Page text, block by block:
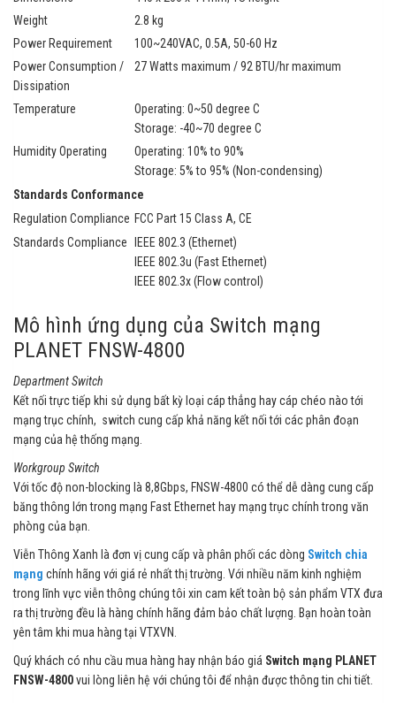
Weight
2.8 kg
Power Requirement
100~240VAC, 0.5A, 50-60 Hz
Power Consumption /
Dissipation
27 Watts maximum / 92 BTU/hr maximum
Temperature
Operating: 0~50 degree C
Storage: -40~70 degree C
Humidity Operating
Operating: 10% to 90%
Storage: 5% to 95% (Non-condensing)
Standards Conformance
Regulation Compliance FCC Part 15 Class A, CE
Standards Compliance
IEEE 802.3 (Ethernet)
IEEE 802.3u (Fast Ethernet)
IEEE 802.3x (Flow control)
Mô hình ứng dụng của Switch mạng
PLANET FNSW-4800
Department Switch
Kết nối trực tiếp khi sử dụng bất kỳ loại cáp thẳng hay cáp chéo nào tới
mạng trục chính, switch cung cấp khả năng kết nối tới các phân đoạn
mạng của hệ thống mạng.
Workgroup Switch
Với tốc độ non-blocking là 8,8Gbps, FNSW-4800 có thể dễ dàng cung cấp
băng thông lớn trong mạng Fast Ethernet hay mạng trục chính trong văn
phòng của bạn.
Viễn Thông Xanh là đơn vị cung cấp và phân phối các dòng Switch chia
mạng chính hãng với giá rẻ nhất thị trường. Với nhiều năm kinh nghiệm
trong lĩnh vực viễn thông chúng tôi xin cam kết toàn bộ sản phẩm VTX đưa
ra thị trường đều là hàng chính hãng đảm bảo chất lượng. Bạn hoàn toàn
yên tâm khi mua hàng tại VTXVN.
Quý khách có nhu cầu mua hàng hay nhận báo giá Switch mạng PLANET
FNSW-4800vui lòng liên hệ với chúng tôi để nhận được thông tin chi tiết.